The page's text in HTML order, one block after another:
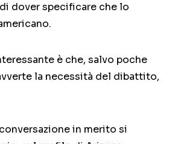
dover specificare che lo
è che, salvo poche
la necessità del dibattito,
in merito si